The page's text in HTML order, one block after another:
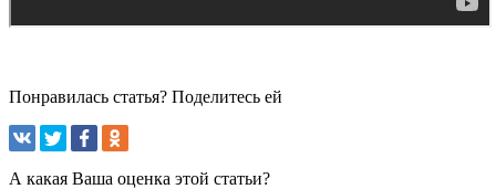
Понравилась статья? Поделитесь ей
А какая Ваша оценка этой статьи?